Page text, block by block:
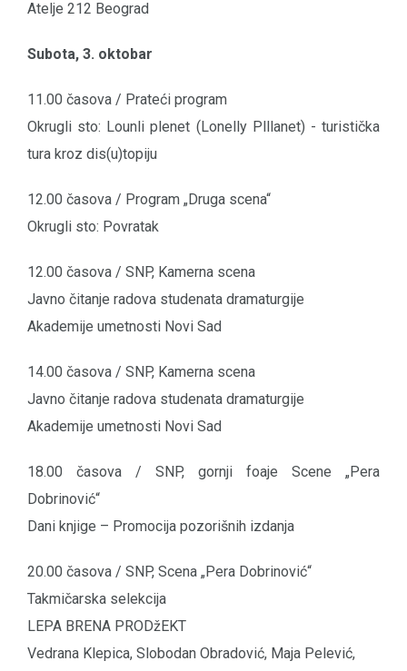
Atelje 212 Beograd
Subota, 3. oktobar
11.00 časova / Prateći program
Okrugli sto: Lounli plenet (Lonelly Plllanet) - turistička
tura kroz dis(u)topiju
12.00 časova / Program „Druga scena“
Okrugli sto: Povratak
12.00 časova / SNP, Kamerna scena
Javno čitanje radova studenata dramaturgije
Akademije umetnosti Novi Sad
14.00 časova / SNP, Kamerna scena
Javno čitanje radova studenata dramaturgije
Akademije umetnosti Novi Sad
18.00 časova / SNP, gornji foaje Scene „Pera
Dobrinović“
Dani knjige – Promocija pozorišnih izdanja
20.00 časova / SNP, Scena „Pera Dobrinović“
Takmičarska selekcija
LEPA BRENA PRODžEKT
Vedrana Klepica, Slobodan Obradović, Maja Pelević,